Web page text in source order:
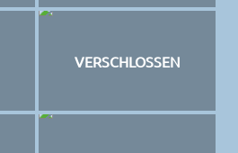
VERSCHLOSSEN